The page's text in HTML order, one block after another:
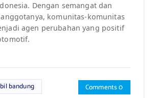
Dengan semangat dan
komunitas-komunitas
agen perubahan yang positif
bandung Comments 0